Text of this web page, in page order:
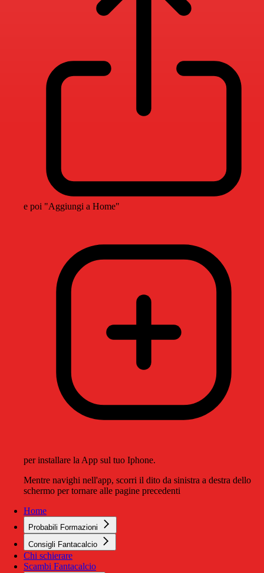
e poi "Aggiungi a Home"
per installare la App sul tuo Iphone.
Mentre navighi nell'app, scorri il dito da sinistra a destra dello
schermo per tornare alle pagine precedenti
Home
Probabili Formazioni
Consigli Fantacalcio
Chi schierare
Scambi Fantacalcio